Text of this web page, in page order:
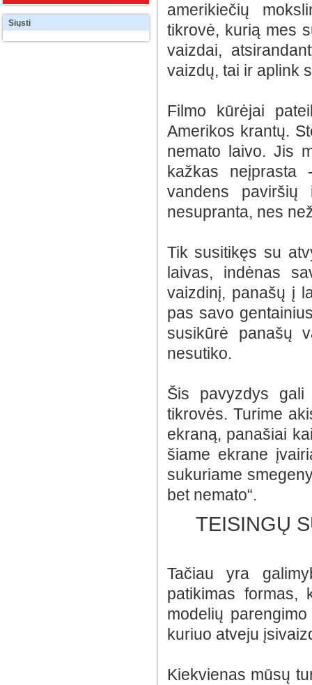
amerikiečių
tikrovė, kurią mes
vaizdai,
vaizdų, tai ir aplink
Filmo kūrėjai
Amerikos krantų.
nemato laivo. Jis
kažkas neįprasta
vandens
nesupranta, nes
Tik susitikęs su
laivas, indėnas
vaizdinį, panašų į
pas savo
susikūrė panašų
nesutiko.
Šis pavyzdys gali
tikrovės. Turime
ekraną, panašiai
šiame ekrane
sukuriame
bet nemato“.
TEISINGŲ
Tačiau yra
patikimas formas,
modelių
kuriuo atveju
Kiekvienas mūsų
Siųsti